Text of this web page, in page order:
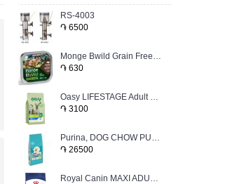
RS-4003
֏ 6500
Monge Bwild Grain Free 100գ
֏ 630
Oasy LIFESTAGE Adult Small Fish Փոքր ցեղատեսակի շան կեր ձկան մսով
֏ 3100
Purina, DOG CHOW PUPPY շների ձաքերի չոր կեր։
֏ 26500
Royal Canin MAXI ADULT Կեր մեծ չափի շան